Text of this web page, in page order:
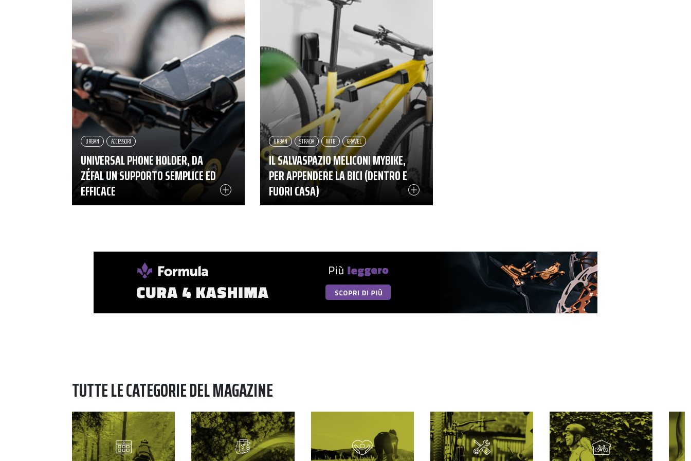
URBAN ACCESSORI
UNIVERSAL PHONE HOLDER, DA
ZÉFAL UN SUPPORTO SEMPLICE ED
EFFICACE
URBAN STRADA MTB GRAVEL
IL SALVASPAZIO MELICONI MYBIKE,
PER APPENDERE LA BICI (DENTRO E
FUORI CASA)
TUTTE LE CATEGORIE DEL MAGAZINE